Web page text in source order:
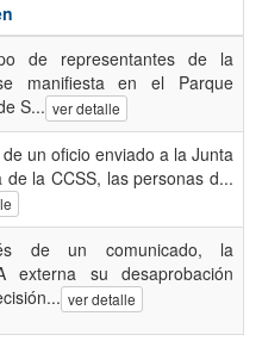
de representantes de la
manifiesta en el Parque
S... ver detalle
un oficio enviado a la Junta
de la CCSS, las personas d...
de un comunicado, la
externa su desaprobación
ver detalle